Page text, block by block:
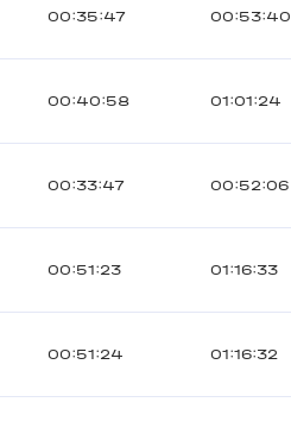
00:35:47 00:53:40
00:40:58 01:01:24
00:33:47 00:52:06
00:51:23 01:16:33
00:51:24 01:16:32